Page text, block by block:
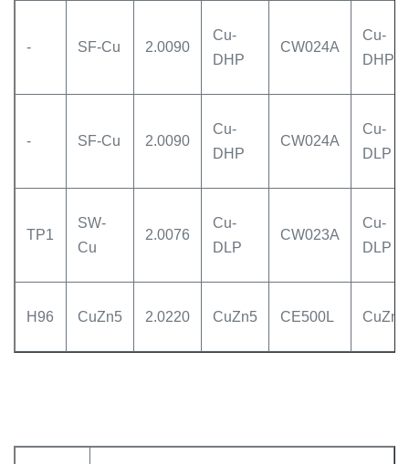
- SF-Cu 2.0090
Cu-
DHP
CW024A
Cu-
DHP
- SF-Cu 2.0090
Cu-
DHP
CW024A
Cu-
DLP
TP1
SW-
Cu
2.0076
Cu-
DLP
CW023A
Cu-
DLP
H96 CuZn5 2.0220 CuZn5 CE500L CuZn5